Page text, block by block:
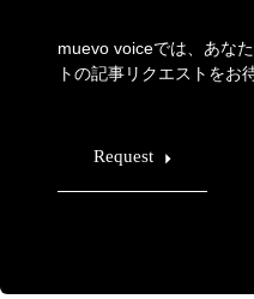
muevo voiceでは、あな
トの記事リクエストをお
Request